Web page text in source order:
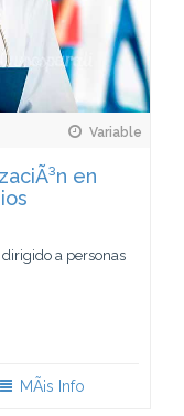
Variable
en
a personas
MÃ¡s Info